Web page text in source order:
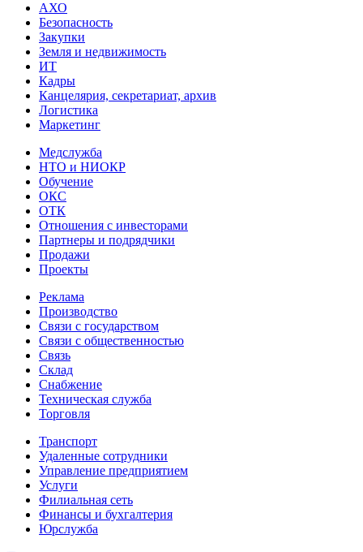
АХО
Безопасность
Закупки
Земля и недвижимость
ИТ
Кадры
Канцелярия, секретариат, архив
Логистика
Маркетинг
Медслужба
НТО и НИОКР
Обучение
ОКС
ОТК
Отношения с инвесторами
Партнеры и подрядчики
Продажи
Проекты
Реклама
Производство
Связи с государством
Связи с общественностью
Связь
Склад
Снабжение
Техническая служба
Торговля
Транспорт
Удаленные сотрудники
Управление предприятием
Услуги
Филиальная сеть
Финансы и бухгалтерия
Юрслужба